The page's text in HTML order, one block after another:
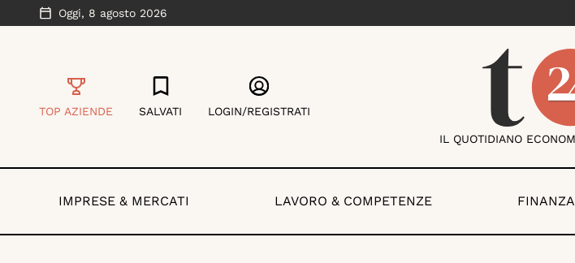
Oggi, 8 agosto 2026
TOP AZIENDE SALVATI LOGIN/REGISTRATI
IL QUOTIDIANO
IMPRESE & MERCATI LAVORO & COMPETENZE FINANZA